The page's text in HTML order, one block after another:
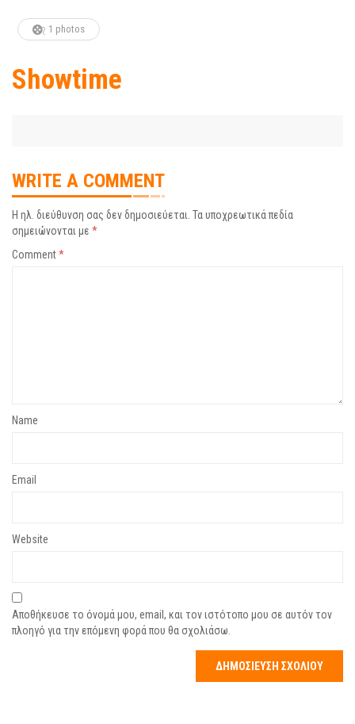
1 photos
Showtime
WRITE A COMMENT
Η ηλ. διεύθυνση σας δεν δημοσιεύεται. Τα υποχρεωτικά πεδία
σημειώνονται με *
Comment*
Name
Email
Website
Αποθήκευσε το όνομά μου, email, και τον ιστότοπο μου σε αυτόν τον
πλοηγό για την επόμενη φορά που θα σχολιάσω.